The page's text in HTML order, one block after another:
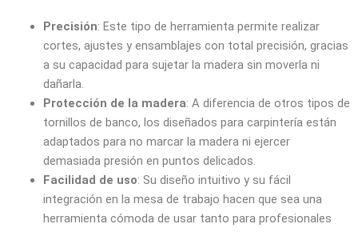
Precisión: Este tipo de herramienta permite realizar
cortes, ajustes y ensamblajes con total precisión, gracias
a su capacidad para sujetar la madera sin moverla ni
dañarla.
Protección de la madera: A diferencia de otros tipos de
tornillos de banco, los diseñados para carpintería están
adaptados para no marcar la madera ni ejercer
demasiada presión en puntos delicados.
Facilidad de uso: Su diseño intuitivo y su fácil
integración en la mesa de trabajo hacen que sea una
herramienta cómoda de usar tanto para profesionales